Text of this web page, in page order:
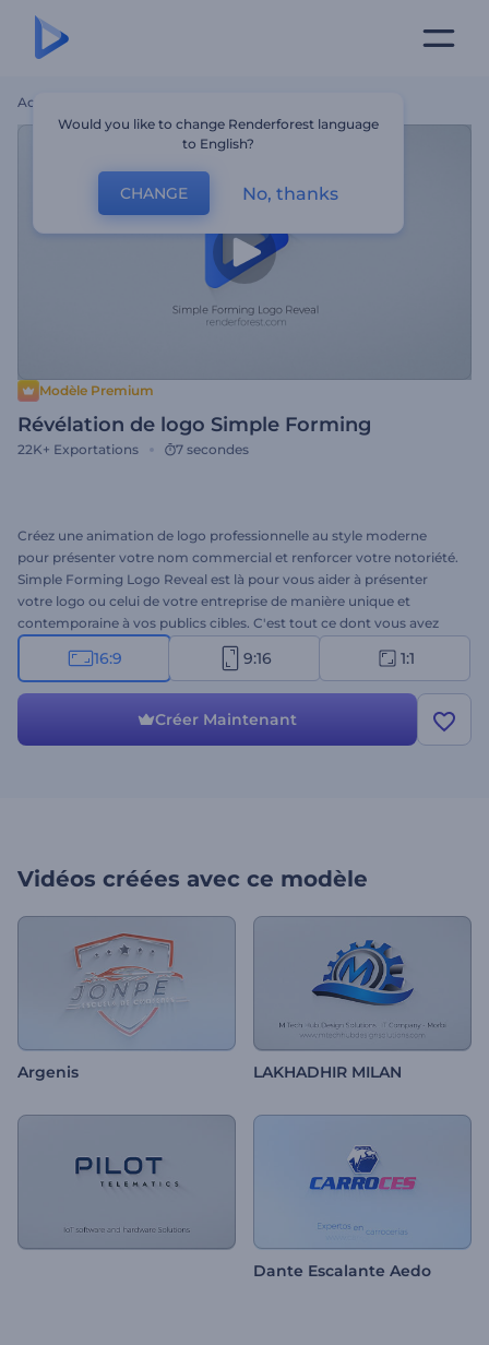
Accueil
Modèle Premium
Révélation de logo Simple Forming
22K+ Exportations 7 secondes
Créez une animation de logo professionnelle au style moderne
pour présenter votre nom commercial et renforcer votre notoriété.
Simple Forming Logo Reveal est là pour vous aider à présenter
votre logo ou celui de votre entreprise de manière unique et
contemporaine à vos publics cibles. C'est tout ce dont vous avez
besoin pour attirer l'attention de vos prospects et promouvoir
votre image de marque. Téléchargez votre logo et saisissez votre
professionnelle. Idéale pour les présentations d'entreprise, les
présentations esthétiques de marque ou de produit, les publicités
16:9 9:16 1:1
Créer Maintenant
Vidéos créées avec ce modèle
Argenis LAKHADHIR MILAN
Dante Escalante Aedo
Would you like to change Renderforest language
to English?
CHANGE No, thanks